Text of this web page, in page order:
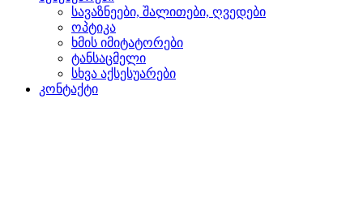
სავაზნეები, შალითები, ღვედები
ოპტიკა
ხმის იმიტატორები
ტანსაცმელი
სხვა აქსესუარები
კონტაქტი